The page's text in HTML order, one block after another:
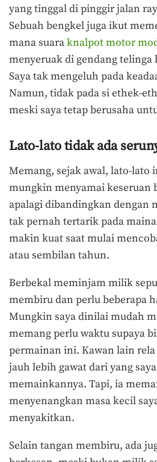
yang tinggal di pinggir jalan
Sebuah bengkel juga ikut
mana suaraknalpot motor
menyeruak di gendang
Saya tak mengeluh pada
Namun, tidak pada si ethek-
meski saya tetap berusaha
Lato-lato tidak ada
Memang, sejak awal, lato-lato
mungkin menyamai keseruan
apalagi dibandingkan dengan
tak pernah tertarik pada
makin kuat saat mulai
atau sembilan tahun.
Berbekal meminjam milik
membiru dan perlu beberapa
Mungkin saya dinilai mudah
memang perlu waktu supaya
permainan ini. Kawan lain
jauh lebih gawat dari yang
memainkannya. Tapi, ia
menyenangkan masa kecil
menyakitkan.
Selain tangan membiru, ada